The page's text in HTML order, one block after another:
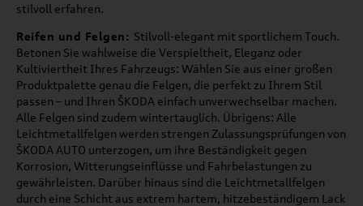
stilvoll erfahren.
Reifen und Felgen: Stilvoll-elegant mit sportlichem Touch.
Betonen Sie wahlweise die Verspieltheit, Eleganz oder
Kultiviertheit Ihres Fahrzeugs: Wählen Sie aus einer großen
Produktpalette genau die Felgen, die perfekt zu Ihrem Stil
passen – und Ihren ŠKODA einfach unverwechselbar machen.
Alle Felgen sind zudem wintertauglich. Übrigens: Alle
Leichtmetallfelgen werden strengen Zulassungsprüfungen von
ŠKODA AUTO unterzogen, um ihre Beständigkeit gegen
Korrosion, Witterungseinflüsse und Fahrbelastungen zu
gewährleisten. Darüber hinaus sind die Leichtmetallfelgen
durch eine Schicht aus extrem hartem, hitzebeständigem Lack